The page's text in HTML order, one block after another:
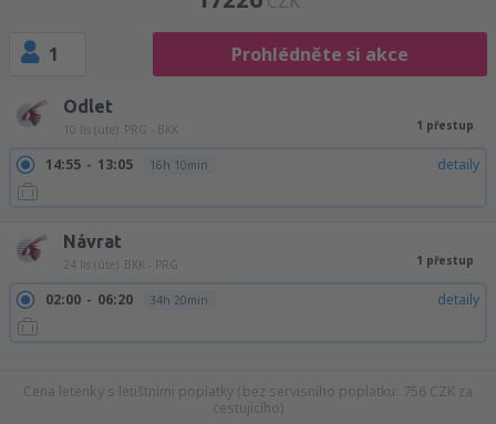
1 Prohlédněte si akce
Odlet
10 lis (úte) PRG - BKK 1 přestup
14:55 13:05 16h 10min detaily
Návrat
24 lis (úte) BKK - PRG 1 přestup
02:00 06:20 34h 20min detaily
Cena letenky s letištními poplatky (bez servisního poplatku: 756 CZK za
cestujícího)